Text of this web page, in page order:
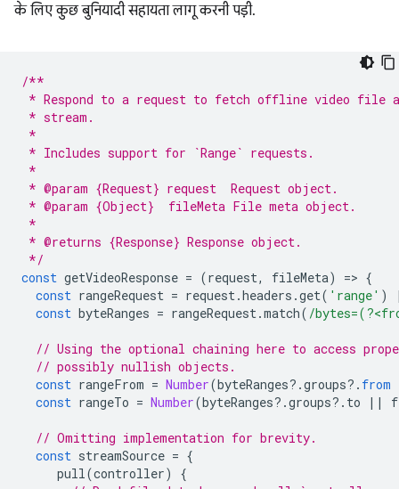
के लिए कुछ बुनियादी सहायता लागू करनी पड़ी.
/**
* Respond to a request to fetch offline video file
* stream.
*
* Includes support for `Range` requests.
*
* @param {Request} request  Request object.
* @param {Object}  fileMeta File meta object.
*
* @returns {Response} Response object.
*/
const getVideoResponse = (request, fileMeta) => {
const rangeRequest = request.headers .get( 'range' )
const byteRanges = rangeRequest.match( /
// Using the optional chaining here to access
// possibly nullish objects.
const rangeFrom = Number(byteRanges? .groups? . from
const rangeTo = Number(byteRanges? .groups? . to ||
// Omitting implementation for brevity.
const streamSource = {
pull(controller)
{